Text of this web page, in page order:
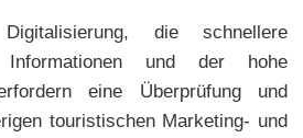
die schnellere
Informationen und der hohe
eine Überprüfung und
touristischen Marketing- und